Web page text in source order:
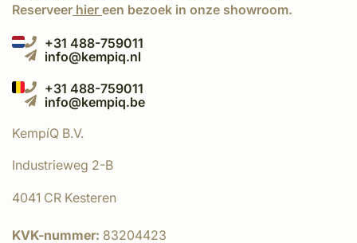
Reserveer hier een bezoek in onze showroom.
+31 488-759011
info@kempiq.nl
+31 488-759011
info@kempiq.be
KempíQ B.V.
Industrieweg 2-B
4041 CR Kesteren
KVK-nummer: 83204423